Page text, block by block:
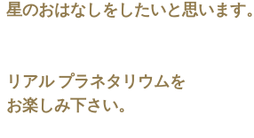
星のおはなしをしたいと思います。
リアル プラネタリウムを
お楽しみ下さい。